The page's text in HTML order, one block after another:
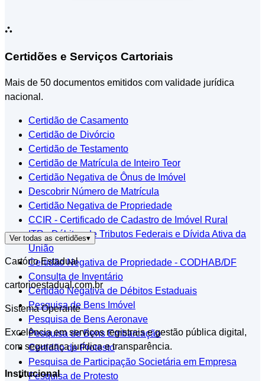
⛬
Certidões e Serviços Cartoriais
Mais de 50 documentos emitidos com validade jurídica
nacional.
Certidão de Casamento
Certidão de Divórcio
Certidão de Testamento
Certidão de Matrícula de Inteiro Teor
Certidão Negativa de Ônus de Imóvel
Descobrir Número de Matrícula
Certidão Negativa de Propriedade
CCIR - Certificado de Cadastro de Imóvel Rural
ITR - Débitos de Tributos Federais e Dívida Ativa da
União
Certidão Negativa de Propriedade - CODHAB/DF
Consulta de Inventário
Certidão Negativa de Débitos Estaduais
Pesquisa de Bens Imóvel
Pesquisa de Bens Aeronave
Pesquisa de Bens Embarcação
Certidão de Protesto
Pesquisa de Participação Societária em Empresa
Pesquisa de Protesto
Ver todas as certidões▾
Cartório Estadual
cartorioestadual.com.br
Sistema Operante
Excelência em serviços registrais e gestão pública digital,
com segurança jurídica e transparência.
Institucional